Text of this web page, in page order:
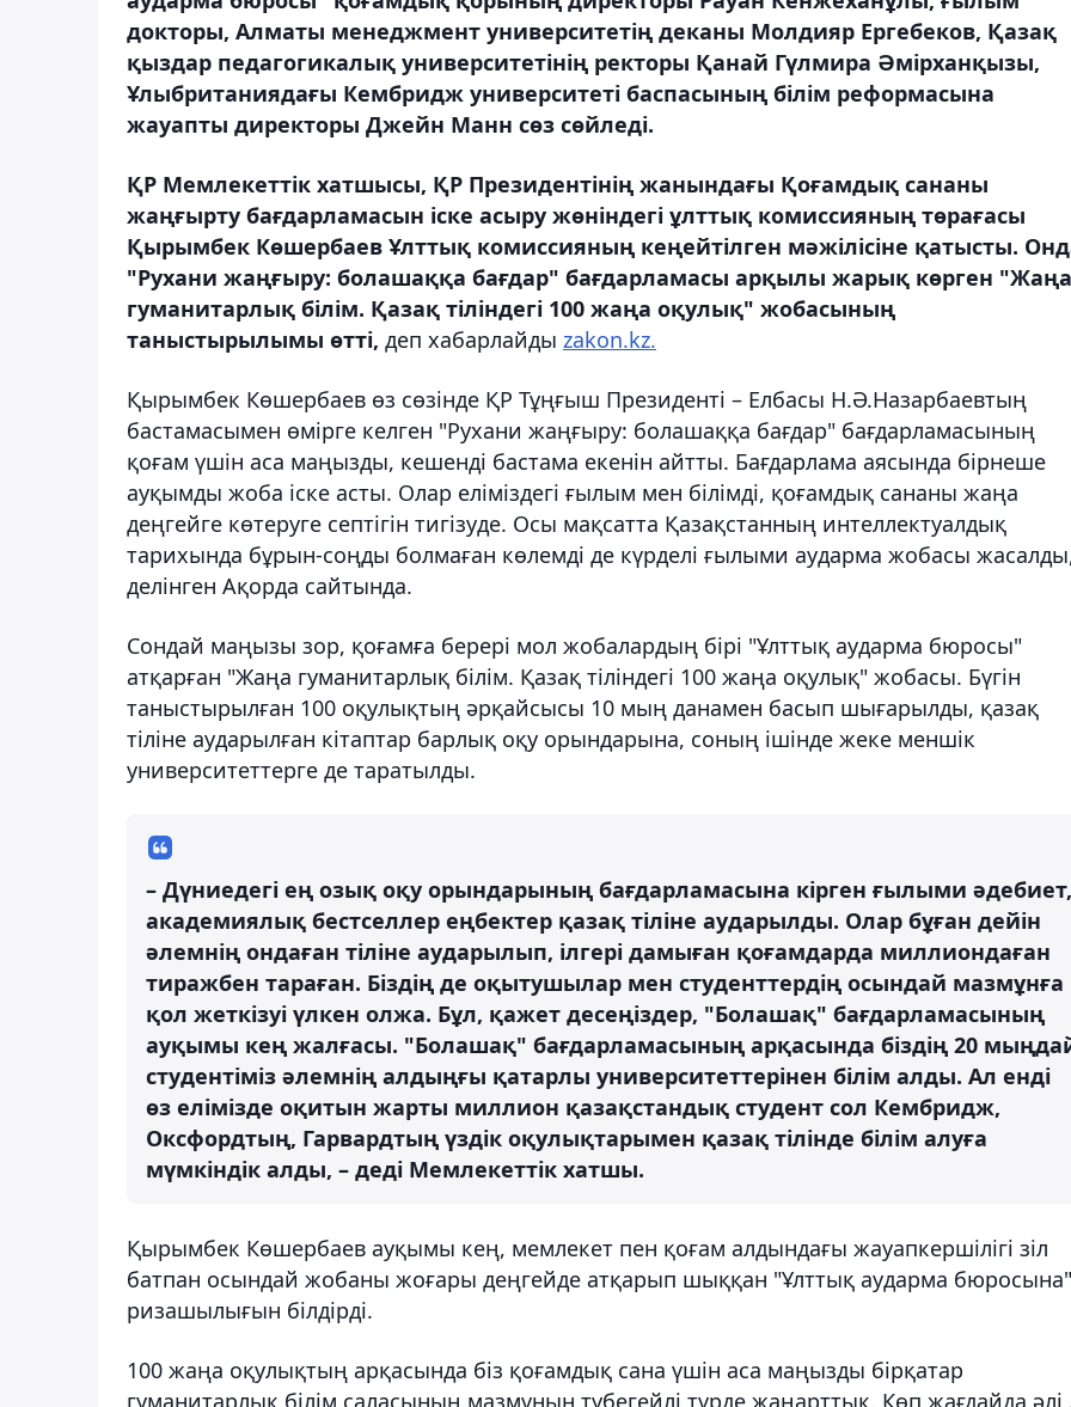
докторы, Алматы менеджмент университетің деканы Молдияр Ергебеков, Қазақ
қыздар педагогикалық университетінің ректоры Қанай Гүлмира Әмірханқызы,
Ұлыбританиядағы Кембридж университеті баспасының білім реформасына
жауапты директоры Джейн Манн сөз сөйледі.
ҚР Мемлекеттік хатшысы, ҚР Президентінің жанындағы Қоғамдық сананы
жаңғырту бағдарламасын іске асыру жөніндегі ұлттық комиссияның төрағасы
Қырымбек Көшербаев Ұлттық комиссияның кеңейтілген мәжілісіне қатысты.
"Рухани жаңғыру: болашаққа бағдар" бағдарламасы арқылы жарық көрген "Жаңа
гуманитарлық білім. Қазақ тіліндегі 100 жаңа оқулық" жобасының
таныстырылымы өтті, деп хабарлайды zakon.kz.
Қырымбек Көшербаев өз сөзінде ҚР Тұңғыш Президенті – Елбасы Н.Ә.Назарбаевтың
бастамасымен өмірге келген "Рухани жаңғыру: болашаққа бағдар" бағдарламасының
қоғам үшін аса маңызды, кешенді бастама екенін айтты. Бағдарлама аясында бірнеше
ауқымды жоба іске асты. Олар еліміздегі ғылым мен білімді, қоғамдық сананы жаңа
деңгейге көтеруге септігін тигізуде. Осы мақсатта Қазақстанның интеллектуалдық
тарихында бұрын-соңды болмаған көлемді де күрделі ғылыми аударма жобасы
делінген Ақорда сайтында.
Сондай маңызы зор, қоғамға берері мол жобалардың бірі "Ұлттық аударма бюросы"
атқарған "Жаңа гуманитарлық білім. Қазақ тіліндегі 100 жаңа оқулық" жобасы. Бүгін
таныстырылған 100 оқулықтың әрқайсысы 10 мың данамен басып шығарылды, қазақ
тіліне аударылған кітаптар барлық оқу орындарына, соның ішінде жеке меншік
университеттерге де таратылды.
– Дүниедегі ең озық оқу орындарының бағдарламасына кірген ғылыми әдебиет,
академиялық бестселлер еңбектер қазақ тіліне аударылды. Олар бұған дейін
әлемнің ондаған тіліне аударылып, ілгері дамыған қоғамдарда миллиондаған
тиражбен тараған. Біздің де оқытушылар мен студенттердің осындай мазмұнға
қол жеткізуі үлкен олжа. Бұл, қажет десеңіздер, "Болашақ" бағдарламасының
ауқымы кең жалғасы. "Болашақ" бағдарламасының арқасында біздің 20
студентіміз әлемнің алдыңғы қатарлы университеттерінен білім алды. Ал енді
өз елімізде оқитын жарты миллион қазақстандық студент сол Кембридж,
Оксфордтың, Гарвардтың үздік оқулықтарымен қазақ тілінде білім алуға
мүмкіндік алды, – деді Мемлекеттік хатшы.
Қырымбек Көшербаев ауқымы кең, мемлекет пен қоғам алдындағы жауапкершілігі зіл
батпан осындай жобаны жоғары деңгейде атқарып шыққан "Ұлттық аударма бюросына"
ризашылығын білдірді.
100 жаңа оқулықтың арқасында біз қоғамдық сана үшін аса маңызды бірқатар
гуманитарлық білім саласының мазмұнын түбегейлі түрде жаңарттық. Көп жағдайда әлі